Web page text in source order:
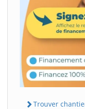
Trouver